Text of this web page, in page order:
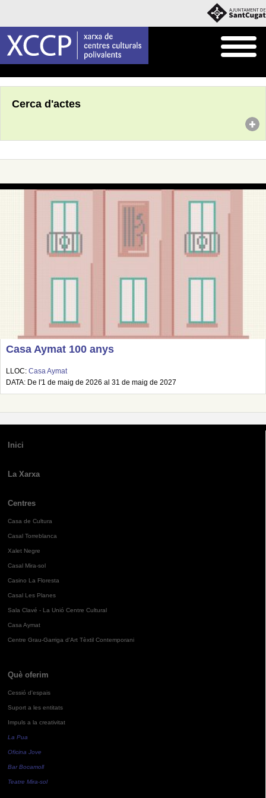
Cerca d'actes
Casa Aymat 100 anys
LLOC: Casa Aymat
DATA: De l'1 de maig de 2026 al 31 de maig de 2027
Inici
La Xarxa
Centres
Casa de Cultura
Casal Torreblanca
Xalet Negre
Casal Mira-sol
Casino La Floresta
Casal Les Planes
Sala Clavé - La Unió Centre Cultural
Casa Aymat
Centre Grau-Garriga d'Art Tèxtil Contemporani
Què oferim
Cessió d'espais
Suport a les entitats
Impuls a la creativitat
La Pua
Oficina Jove
Bar Bocamoll
Teatre Mira-sol